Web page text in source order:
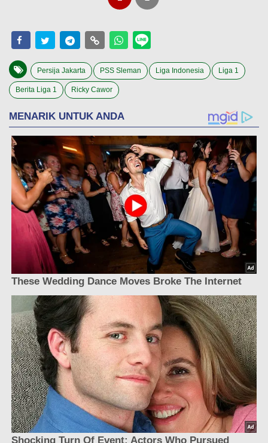
Persija Jakarta PSS Sleman Liga Indonesia Liga 1
Berita Liga 1 Ricky Cawor